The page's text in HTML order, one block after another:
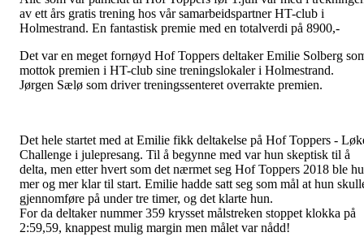
av ett års gratis trening hos vår samarbeidspartner HT-club i
Holmestrand. En fantastisk premie med en totalverdi på 8900,-
Det var en meget fornøyd Hof Toppers deltaker Emilie Solberg
mottok premien i HT-club sine treningslokaler i Holmestrand.
Jørgen Sælø som driver treningssenteret overrakte premien.
Det hele startet med at Emilie fikk deltakelse på Hof Toppers -
Challenge i julepresang. Til å begynne med var hun skeptisk til å
delta, men etter hvert som det nærmet seg Hof Toppers 2018 ble
mer og mer klar til start. Emilie hadde satt seg som mål at hun
gjennomføre på under tre timer, og det klarte hun.
For da deltaker nummer 359 krysset målstreken stoppet klokka på
2:59,59, knappest mulig margin men målet var nådd!